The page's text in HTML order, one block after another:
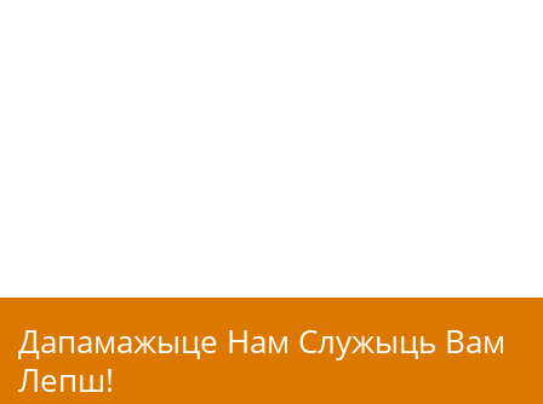
Дапамажыце Нам Служыць Вам
Лепш!